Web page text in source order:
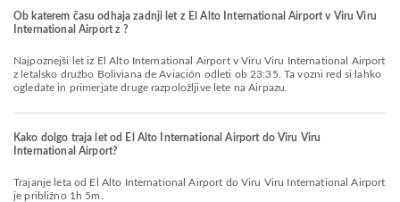
Ob katerem času odhaja zadnji let z El Alto International Airport v Viru Viru
International Airport z ?
Najpoznejši let iz El Alto International Airport v Viru Viru International Airport
z letalsko družbo Boliviana de Aviación odleti ob 23:35. Ta vozni red si lahko
ogledate in primerjate druge razpoložljive lete na Airpazu.
Kako dolgo traja let od El Alto International Airport do Viru Viru
International Airport?
Trajanje leta od El Alto International Airport do Viru Viru International Airport
je približno 1h 5m.